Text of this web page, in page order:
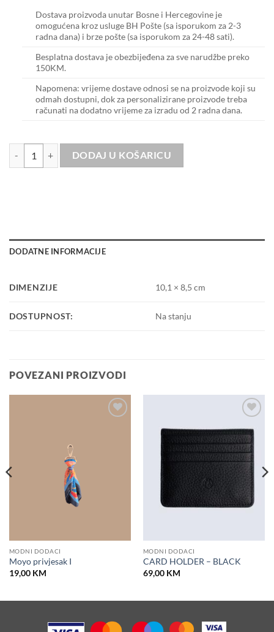
Dostava proizvoda unutar Bosne i Hercegovine je
omogućena kroz usluge BH Pošte (sa isporukom za 2-3
radna dana) i brze pošte (sa isporukom za 24-48 sati).
Besplatna dostava je obezbijeđena za sve narudžbe preko
150KM.
Napomena: vrijeme dostave odnosi se na proizvode koji su
odmah dostupni, dok za personalizirane proizvode treba
računati na dodatno vrijeme za izradu od 2 radna dana.
CARD HOLDER – SOFT IVORY količina
DODAJ U KOŠARICU
DODATNE INFORMACIJE
DIMENZIJE 10,1 × 8,5 cm
DOSTUPNOST: Na stanju
POVEZANI PROIZVODI
MODNI DODACI
Moyo privjesak I
19,00 KM
košaricu
MODNI DODACI
CARD HOLDER – BLACK
69,00 KM